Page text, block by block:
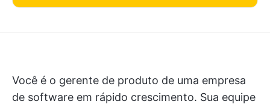
Você é o gerente de produto de uma empresa
de software em rápido crescimento. Sua equipe